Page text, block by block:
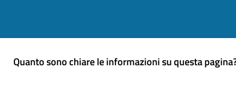
Quanto sono chiare le informazioni su questa